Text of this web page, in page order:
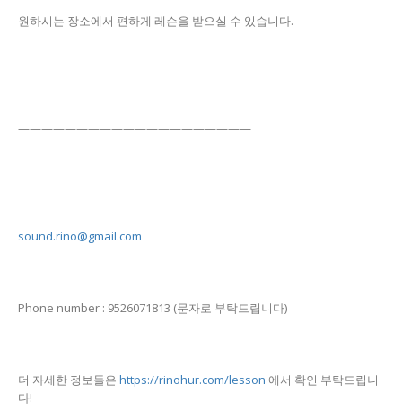
원하시는 장소에서 편하게 레슨을 받으실 수 있습니다.
————————————————————
sound.rino@gmail.com
Phone number : 9526071813 (문자로 부탁드립니다)
더 자세한 정보들은 https://rinohur.com/lesson 에서 확인 부탁드립니
다!